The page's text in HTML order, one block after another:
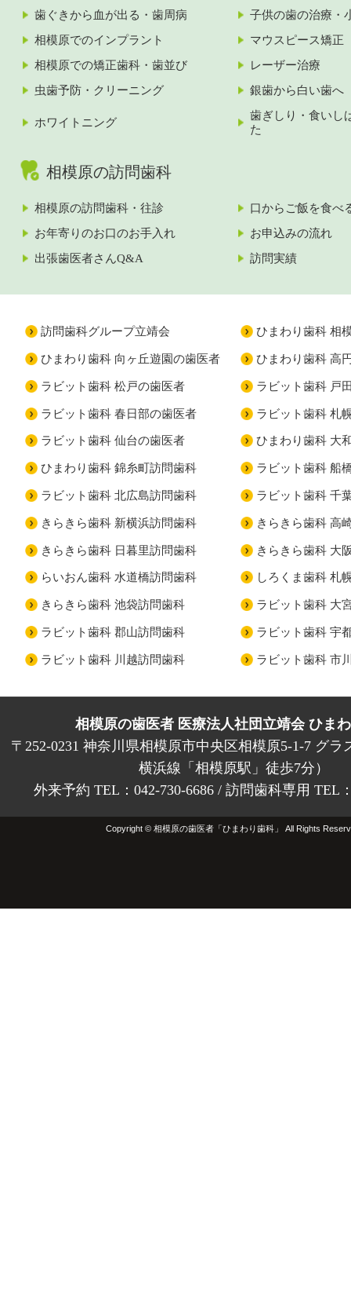
歯ぐきから血が出る・歯周病
子供の歯の治療・
相模原でのインプラント
マウスピース矯正
相模原での矯正歯科・歯並び
レーザー治療
虫歯予防・クリーニング
銀歯から白い歯へ
ホワイトニング
歯ぎしり・食いし
た
相模原の訪問歯科
相模原の訪問歯科・往診
口からご飯を食べ
お年寄りのお口のお手入れ
お申込みの流れ
出張歯医者さんQ&A
訪問実績
訪問歯科グループ立靖会 ひまわり歯科 相
ひまわり歯科 向ヶ丘遊園の歯医者 ひまわり歯科 高
ラビット歯科 松戸の歯医者 ラビット歯科 戸
ラビット歯科 春日部の歯医者 ラビット歯科 札
ラビット歯科 仙台の歯医者 ひまわり歯科 大
ひまわり歯科 錦糸町訪問歯科 ラビット歯科 船
ラビット歯科 北広島訪問歯科 ラビット歯科 千
きらきら歯科 新横浜訪問歯科 きらきら歯科 高
きらきら歯科 日暮里訪問歯科 きらきら歯科 大
らいおん歯科 水道橋訪問歯科 しろくま歯科 札
きらきら歯科 池袋訪問歯科 ラビット歯科 大
ラビット歯科 郡山訪問歯科 ラビット歯科 宇
ラビット歯科 川越訪問歯科 ラビット歯科 市
相模原の歯医者 医療法人社団立靖会 ひま
〒252-0231 神奈川県相模原市中央区相模原5-1-7 グラ
横浜線「相模原駅」徒歩7分）
外来予約 TEL：042-730-6686 / 訪問歯科専用 TEL
Copyright © 相模原の歯医者「ひまわり歯科」 All Rights